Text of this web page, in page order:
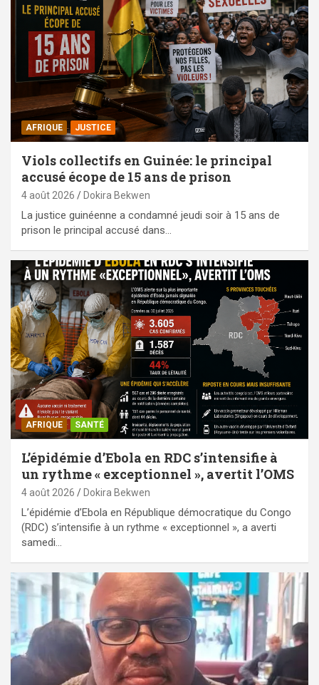
AFRIQUE JUSTICE
Viols collectifs en Guinée: le principal
accusé écope de 15 ans de prison
4 août 2026 Dokira Bekwen
La justice guinéenne a condamné jeudi soir à 15 ans de
prison le principal accusé dans…
AFRIQUE SANTÉ
L’épidémie d’Ebola en RDC s’intensifie à
un rythme « exceptionnel », avertit l’OMS
4 août 2026 Dokira Bekwen
L’épidémie d’Ebola en République démocratique du Congo
(RDC) s’intensifie à un rythme « exceptionnel », a averti
samedi…